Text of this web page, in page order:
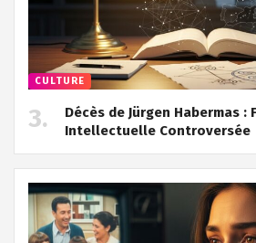
CULTURE
Décès de Jürgen Habermas :
Intellectuelle Controversée